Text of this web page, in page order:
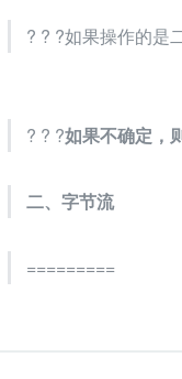
? ? ?如果操作的是
? ? ?如果不确定，
二、字节流
=========